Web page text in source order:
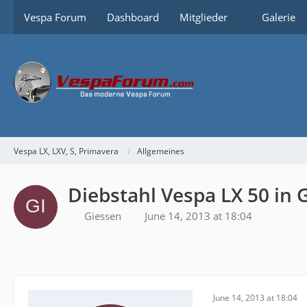
Vespa Forum Dashboard Mitglieder Galerie
Vespa LX, LXV, S, Primavera Allgemeines
Diebstahl Vespa LX 50 in
Giessen June 14, 2013 at 18:04
June 14, 2013 at 18:04